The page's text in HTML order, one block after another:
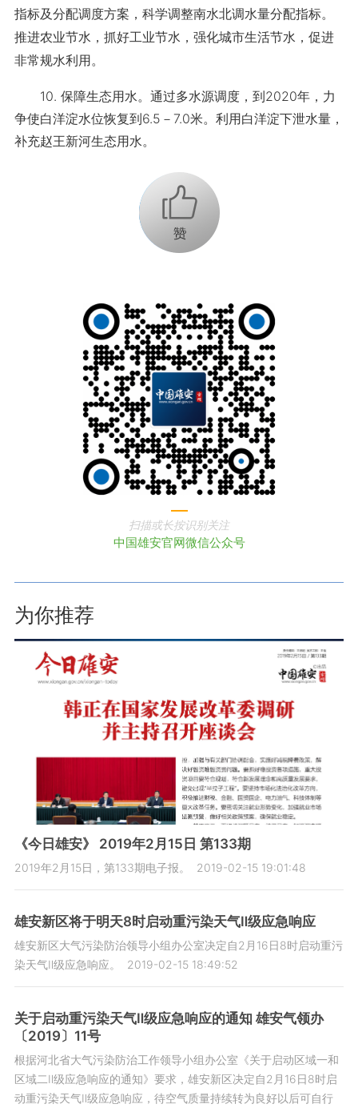
指标及分配调度方案，科学调整南水北调水量分配指标。
推进农业节水，抓好工业节水，强化城市生活节水，促进
非常规水利用。
10. 保障生态用水。通过多水源调度，到2020年，力
争使白洋淀水位恢复到6.5－7.0米。利用白洋淀下泄水量，
补充赵王新河生态用水。
+1
扫描或长按识别关注
中国雄安官网微信公众号
为你推荐
《今日雄安》 2019年2月15日 第133期
2019年2月15日，第133期电子报。 2019-02-15 19:01:48
雄安新区将于明天8时启动重污染天气Ⅱ级应急响应
雄安新区大气污染防治领导小组办公室决定自2月16日8时启动重污
染天气Ⅱ级应急响应。
2019-02-15 18:49:52
关于启动重污染天气Ⅱ级应急响应的通知 雄安气领办
〔2019〕11号
根据河北省大气污染防治工作领导小组办公室《关于启动区域一和
区域二Ⅱ级应急响应的通知》要求，雄安新区决定自2月16日8时启
动重污染天气Ⅱ级应急响应，待空气质量持续转为良好以后可自行